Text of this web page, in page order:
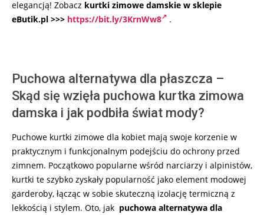
elegancją! Zobacz kurtki zimowe damskie w sklepie
eButik.pl >>> https://bit.ly/3KrnWw8 .
Puchowa alternatywa dla płaszcza –
Skąd się wzięła puchowa kurtka zimowa
damska i jak podbiła świat mody?
Puchowe kurtki zimowe dla kobiet mają swoje korzenie w
praktycznym i funkcjonalnym podejściu do ochrony przed
zimnem. Początkowo popularne wśród narciarzy i alpinistów,
kurtki te szybko zyskały popularność jako element modowej
garderoby, łącząc w sobie skuteczną izolację termiczną z
lekkością i stylem. Oto, jak puchowa alternatywa dla